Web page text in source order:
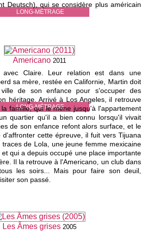
LONG-MÉTRAGE
Deutsch), qui se considère plus américain
LONG-MÉTRAGE
Americano 2011
Claire. Leur relation est dans une
sa mère, restée en Californie, Martin doit
de son enfance pour s'occuper des
héritage. Arrivé à Los Angeles, il retrouve
famille, qui le mène jusqu'à l'appartement
quartier qu'il a bien connu lorsqu'il vivait
de son enfance refont alors surface, et le
d'affronter cette épreuve, il fuit vers Tijuana
de Lola, une jeune femme mexicaine
qui a depuis occupé une place importante
Il la retrouve à l'Americano, un club dans
les soirs... Mais pour faire son deuil,
son passé.
Les Âmes grises 2005